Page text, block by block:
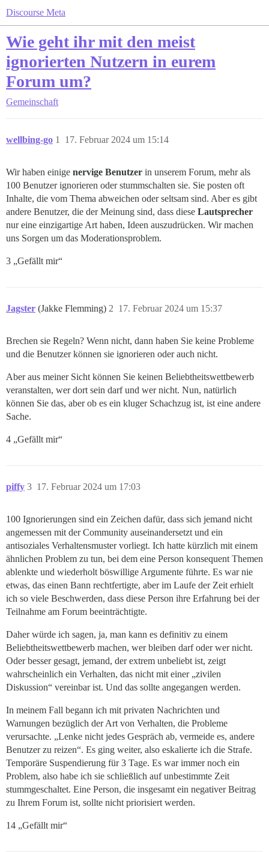
Discourse Meta
Wie geht ihr mit den meist
ignorierten Nutzern in eurem
Forum um?
Gemeinschaft
wellbing-go 17. Februar 2024 um 15:14
1
Wir haben einige nervige Benutzer in unserem Forum, mehr als
100 Benutzer ignorieren oder stummschalten sie. Sie posten oft
Inhalte, die vom Thema abweichen oder seltsam sind. Aber es gibt
andere Benutzer, die der Meinung sind, dass diese Lautsprecher
nur eine einzigartige Art haben, Ideen auszudrücken. Wir machen
uns Sorgen um das Moderationsproblem.
3 „Gefällt mir“
Jagster (Jakke Flemming) 17. Februar 2024 um 15:37
2
Brechen sie Regeln? Wenn nicht, dann haben Sie keine Probleme
und die Benutzer können sie ignorieren oder auch nicht.
Aber aus meiner Sicht können Sie keinen Beliebtheitswettbewerb
veranstalten, wer dort sein darf und wer nicht. Nun, natürlich
können Sie das, aber ob es ein kluger Schachzug ist, ist eine andere
Sache.
4 „Gefällt mir“
piffy 17. Februar 2024 um 17:03
3
100 Ignorierungen sind ein Zeichen dafür, dass sich jemand nicht
angemessen mit der Community auseinandersetzt und ein
antisoziales Verhaltensmuster vorliegt. Ich hatte kürzlich mit einem
ähnlichen Problem zu tun, bei dem eine Person konsequent Themen
ablenkte und wiederholt böswillige Argumente führte. Es war nie
etwas, das einen Bann rechtfertigte, aber im Laufe der Zeit erhielt
ich so viele Beschwerden, dass diese Person ihre Erfahrung bei der
Teilnahme am Forum beeinträchtigte.
Daher würde ich sagen, ja, man kann es definitiv zu einem
Beliebtheitswettbewerb machen, wer bleiben darf oder wer nicht.
Oder besser gesagt, jemand, der extrem unbeliebt ist, zeigt
wahrscheinlich ein Verhalten, das nicht mit einer „zivilen
Diskussion“ vereinbar ist. Und das sollte angegangen werden.
In meinem Fall begann ich mit privaten Nachrichten und
Warnungen bezüglich der Art von Verhalten, die Probleme
verursachte. „Lenke nicht jedes Gespräch ab, vermeide es, andere
Benutzer zu reizen“. Es ging weiter, also eskalierte ich die Strafe.
Temporäre Suspendierung für 3 Tage. Es war immer noch ein
Problem, also habe ich sie schließlich auf unbestimmte Zeit
stummgeschaltet. Eine Person, die insgesamt ein negativer Beitrag
zu Ihrem Forum ist, sollte nicht priorisiert werden.
14 „Gefällt mir“